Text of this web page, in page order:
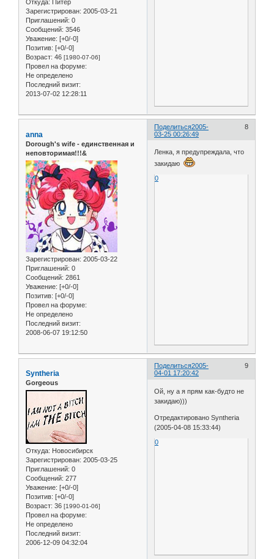
Откуда: Питер
Зарегистрирован: 2005-03-21
Приглашений: 0
Сообщений: 3546
Уважение: [+0/-0]
Позитив: [+0/-0]
Возраст: 46 [1980-07-06]
Провел на форуме:
Не определено
Последний визит:
2013-07-02 12:28:11
Поделиться 8
2005-
03-25 00:26:49
anna
Dorough's wife - единственная и
неповторимая!!!&
Зарегистрирован: 2005-03-22
Приглашений: 0
Сообщений: 2861
Уважение: [+0/-0]
Позитив: [+0/-0]
Провел на форуме:
Не определено
Последний визит:
2008-06-07 19:12:50
Ленка, я предупреждала, что
закидаю
0
Поделиться 9
2005-
04-01 17:20:42
Syntheria
Gorgeous
Откуда: Новосибирск
Зарегистрирован: 2005-03-25
Приглашений: 0
Сообщений: 277
Уважение: [+0/-0]
Позитив: [+0/-0]
Возраст: 36 [1990-01-06]
Провел на форуме:
Не определено
Последний визит:
2006-12-09 04:32:04
Ой, ну а я прям как-будто не
закидаю)))
Отредактировано Syntheria
(2005-04-08 15:33:44)
0